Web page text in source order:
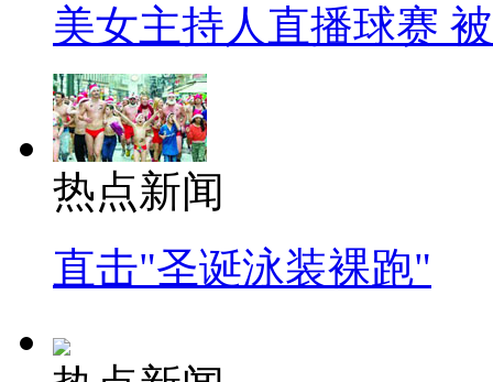
美女主持人直播球赛
热点新闻
直击"圣诞泳装裸跑"